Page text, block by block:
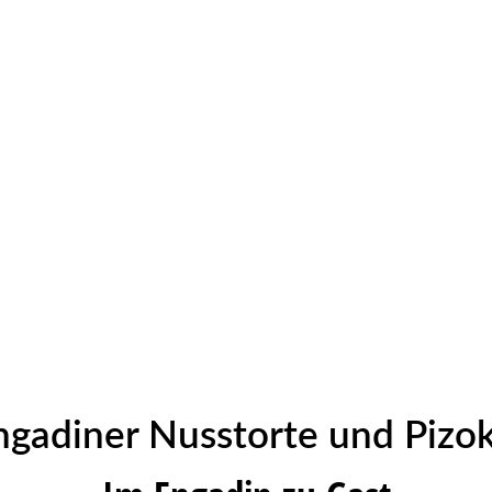
Nusstorte und